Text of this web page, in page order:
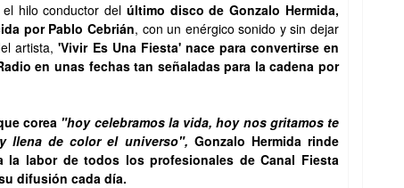
hilo conductor del último disco de Gonzalo Hermida,
por Pablo Cebrián, con un enérgico sonido y sin dejar
artista,'Vivir Es Una Fiesta' nace para convertirse en
en unas fechas tan señaladas para la cadena por
corea "hoy celebramos la vida, hoy nos gritamos te
llena de color el universo", Gonzalo Hermida rinde
la labor de todos los profesionales de Canal Fiesta
difusión cada día.